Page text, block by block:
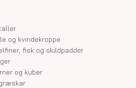
og kvindekroppe
fisk og skildpadder
og kuber